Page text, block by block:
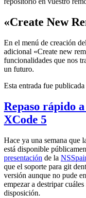
«Create New
En el menú de creación
adicional «Create new
funcionalidades que nos
un futuro.
Esta entrada fue publicada
Repaso rápido
XCode 5
Hace ya una semana que
está disponible
presentación de la
que el soporte para git
versión aunque no pude
empezar a destripar
disposición.